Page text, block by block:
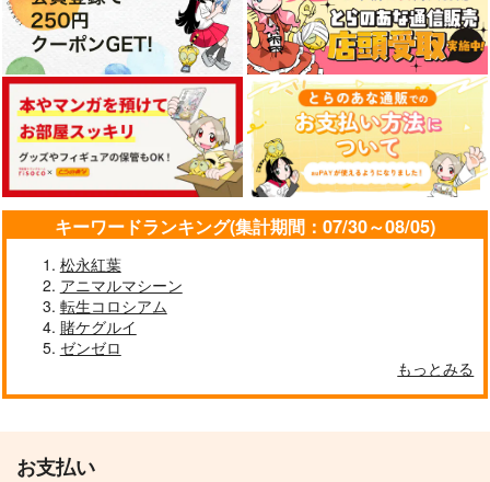
キーワードランキング(集計期間：07/30～08/05)
松永紅葉
アニマルマシーン
転生コロシアム
賭ケグルイ
ゼンゼロ
もっとみる
お支払い